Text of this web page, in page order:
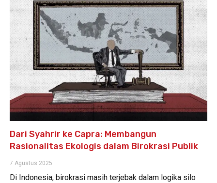
Dari Syahrir ke Capra: Membangun
Rasionalitas Ekologis dalam Birokrasi Publik
7 Agustus 2025
Di Indonesia, birokrasi masih terjebak dalam logika silo